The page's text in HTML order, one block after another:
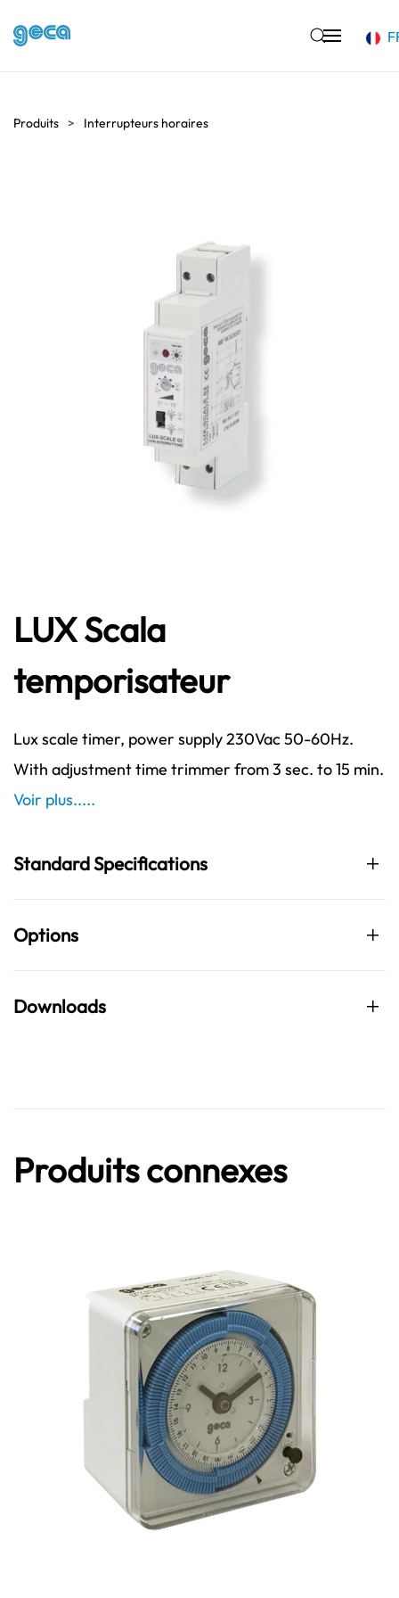
Produits Interrupteurs horaires
LUX Scala
temporisateur
Lux scale timer, power supply 230Vac 50-60Hz.
With adjustment time trimmer from 3 sec. to 15 min.
Voir plus.....
Standard Specifications
Options
Downloads
Produits connexes